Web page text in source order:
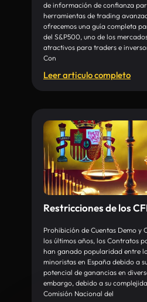
de información de confianza
herramientas de trading
ofrecemos una guía completa
del S&P500, uno de los
atractivos para traders e
Con
Leer articulo completo
Restricciones de los
Prohibición de Cuentas Demo y
los últimos años, los Contratos
han ganado popularidad entre
minoristas en España debido a
potencial de ganancias en
embargo, debido a su
Comisión Nacional del